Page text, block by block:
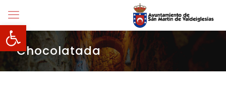
Abrir barra de herramientas
Chocolatada